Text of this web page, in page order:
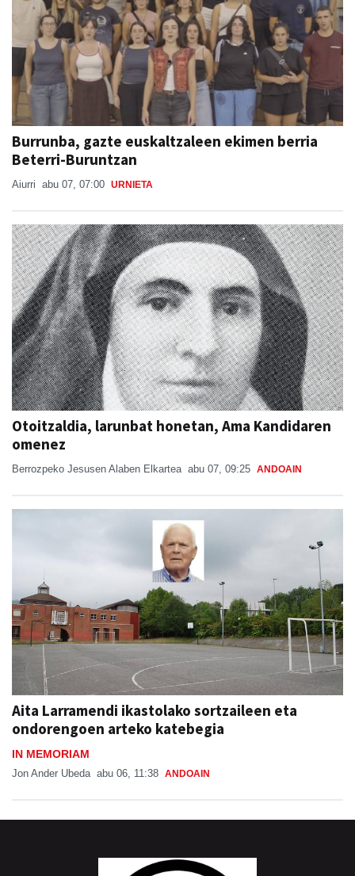
Burrunba, gazte euskaltzaleen ekimen berria
Beterri-Buruntzan
Aiurri abu 07, 07:00 URNIETA
Otoitzaldia, larunbat honetan, Ama Kandidaren
omenez
Berrozpeko Jesusen Alaben Elkartea abu 07, 09:25 ANDOAIN
Aita Larramendi ikastolako sortzaileen eta
ondorengoen arteko katebegia
IN MEMORIAM
Jon Ander Ubeda abu 06, 11:38 ANDOAIN